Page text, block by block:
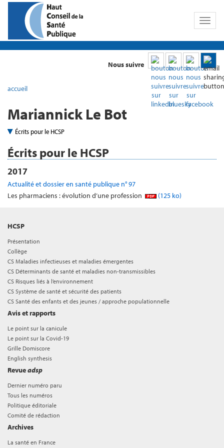
Toggle
Nous suivre
accueil
Mariannick Le Bot
Écrits pour le HCSP
Écrits pour le HCSP
2017
Actualité et dossier en santé publique n° 97
Les pharmaciens : évolution d’une profession
(125 ko)
HCSP
Présentation
Collège
CS Maladies infectieuses et maladies émergentes
CS Déterminants de santé et maladies non-transmissibles
CS Risques liés à l’environnement
CS Système de santé et sécurité des patients
CS Santé des enfants et des jeunes / approche populationnelle
Avis et rapports
Le point sur la canicule
Le point sur la Covid-19
Grille Domiscore
English synthesis
Revueadsp
Dernier numéro paru
Tous les numéros
Politique éditoriale
Comité de rédaction
Archives
La santé en France